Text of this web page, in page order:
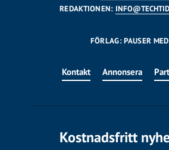
REDAKTIONEN:
FÖRLAG: PAUSER
Kontakt Annonsera
Kostnadsfritt